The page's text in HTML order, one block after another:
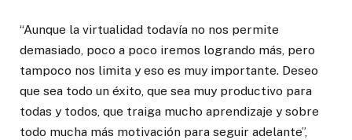
“Aunque la virtualidad todavía no nos permite
demasiado, poco a poco iremos logrando más, pero
tampoco nos limita y eso es muy importante. Deseo
que sea todo un éxito, que sea muy productivo para
todas y todos, que traiga mucho aprendizaje y sobre
todo mucha más motivación para seguir adelante”,